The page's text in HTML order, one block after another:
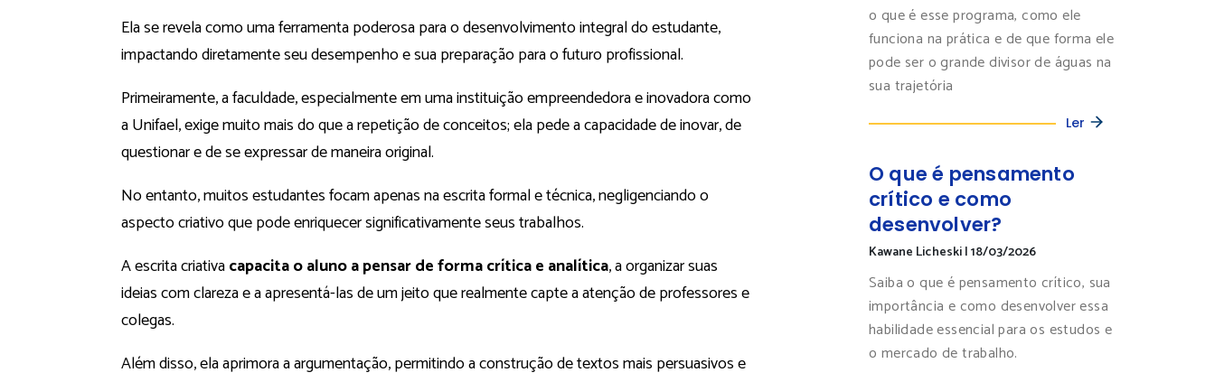
Ela se revela como uma ferramenta poderosa para o desenvolvimento integral do estudante,
impactando diretamente seu desempenho e sua preparação para o futuro profissional.
Primeiramente, a faculdade, especialmente em uma instituição empreendedora e inovadora como
a Unifael, exige muito mais do que a repetição de conceitos; ela pede a capacidade de inovar, de
questionar e de se expressar de maneira original.
No entanto, muitos estudantes focam apenas na escrita formal e técnica, negligenciando o
aspecto criativo que pode enriquecer significativamente seus trabalhos.
A escrita criativacapacita o aluno a pensar de forma crítica e analítica, a organizar suas
ideias com clareza e a apresentá-las de um jeito que realmente capte a atenção de professores e
colegas.
Além disso, ela aprimora a argumentação, permitindo a construção de textos mais persuasivos e
o que é esse programa, como ele
funciona na prática e de que forma ele
pode ser o grande divisor de águas na
sua trajetória
Ler
O que é pensamento
crítico e como
desenvolver?
Kawane Licheski|18/03/2026
Saiba o que é pensamento crítico, sua
importância e como desenvolver essa
habilidade essencial para os estudos e
o mercado de trabalho.